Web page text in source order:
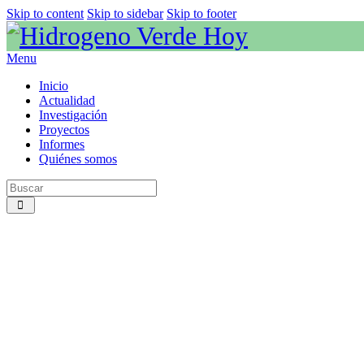
Skip to content Skip to sidebar Skip to footer
Menu
Inicio
Actualidad
Investigación
Proyectos
Informes
Quiénes somos